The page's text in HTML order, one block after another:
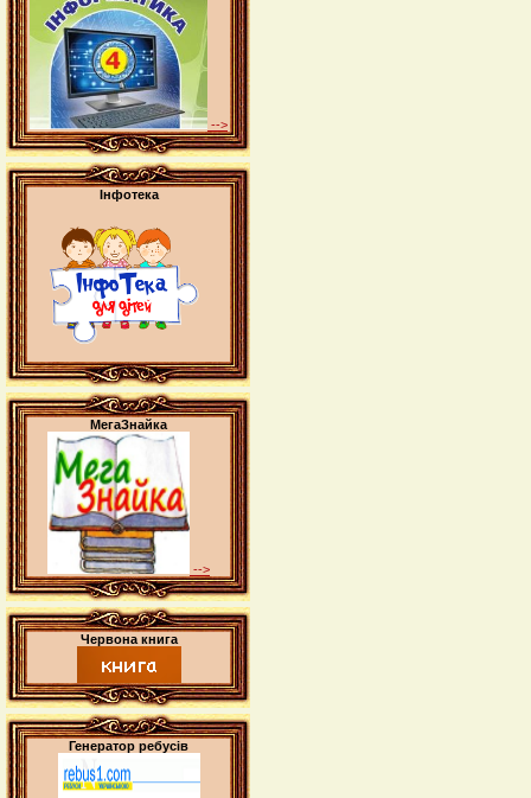
-->
Інфотека
МегаЗнайка
-->
Червона книга
Генератор ребусів